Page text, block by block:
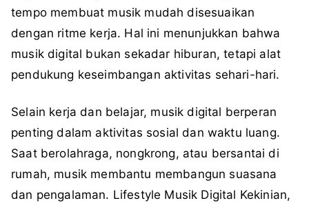
tempo membuat musik mudah disesuaikan
dengan ritme kerja. Hal ini menunjukkan bahwa
musik digital bukan sekadar hiburan, tetapi alat
pendukung keseimbangan aktivitas sehari-hari.
Selain kerja dan belajar, musik digital berperan
penting dalam aktivitas sosial dan waktu luang.
Saat berolahraga, nongkrong, atau bersantai di
rumah, musik membantu membangun suasana
dan pengalaman. Lifestyle Musik Digital Kekinian,